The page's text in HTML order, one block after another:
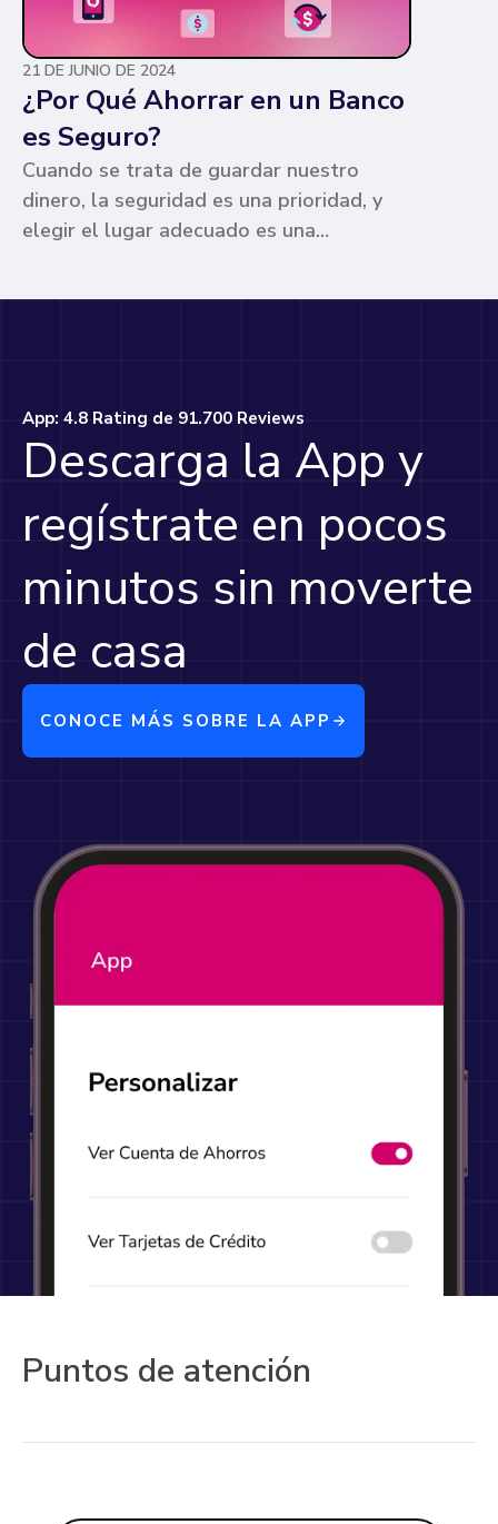
21 DE JUNIO DE 2024
¿Por Qué Ahorrar en un Banco
es Seguro?
Cuando se trata de guardar nuestro
dinero, la seguridad es una prioridad, y
elegir el lugar adecuado es una
App: 4.8 Rating de 91.700 Reviews
Descarga la App y
regístrate en pocos
minutos sin moverte
de casa
CONOCE MÁS SOBRE LA APP
Puntos de atención